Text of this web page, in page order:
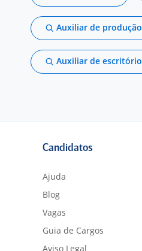
Auxiliar de produção
Auxiliar de escritório
Candidatos
Ajuda
Blog
Vagas
Guia de Cargos
Aviso Legal